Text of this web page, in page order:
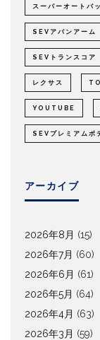
スーパーオートバ
SEVアバンアーム
SEVトランスコア
レクサス
YOUTUBE
SEVプレミアムボ
アーカイブ
2026年8月 (15)
2026年7月 (60)
2026年6月 (61)
2026年5月 (64)
2026年4月 (63)
2026年3月 (59)